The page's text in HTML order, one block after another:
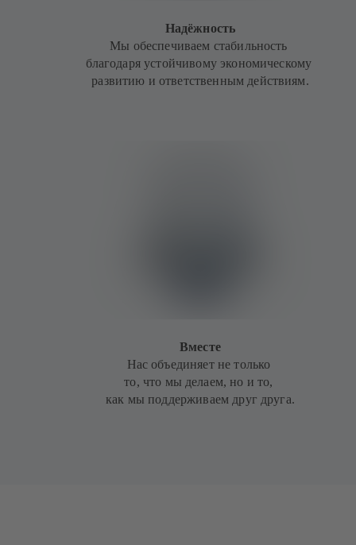
Надёжность
Мы обеспечиваем стабильность
благодаря устойчивому экономическому
развитию и ответственным действиям.
Вместе
Нас объединяет не только
то, что мы делаем, но и то,
как мы поддерживаем друг друга.